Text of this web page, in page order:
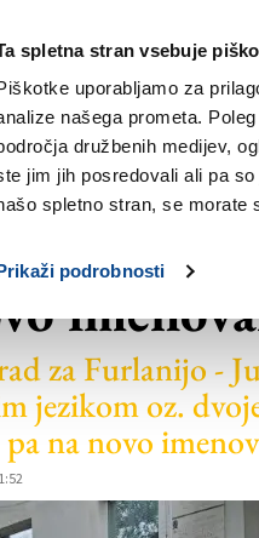
spletna stran vsebuje
uporabljamo za
našega prometa.
družbenih medijev,
jim jih posredovali ali pa
spletno stran, se morate
podrobnosti
sreda,
5. avgusta 2026
šole: šest
za Furlanijo -
jezikom oz.
na novo